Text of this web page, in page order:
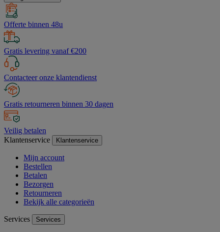
Offerte binnen 48u
Gratis levering vanaf €200
Contacteer onze klantendienst
Gratis retourneren binnen 30 dagen
Veilig betalen
Klantenservice
Klantenservice
Mijn account
Bestellen
Betalen
Bezorgen
Retourneren
Bekijk alle categorieën
Services Services